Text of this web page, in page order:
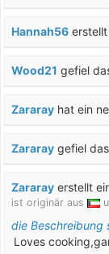
Hannah56
Wood21 gefiel
Zararay hat ein
Zararay gefiel
Zararay erstellt
ist originär aus
die Beschreibung
Loves